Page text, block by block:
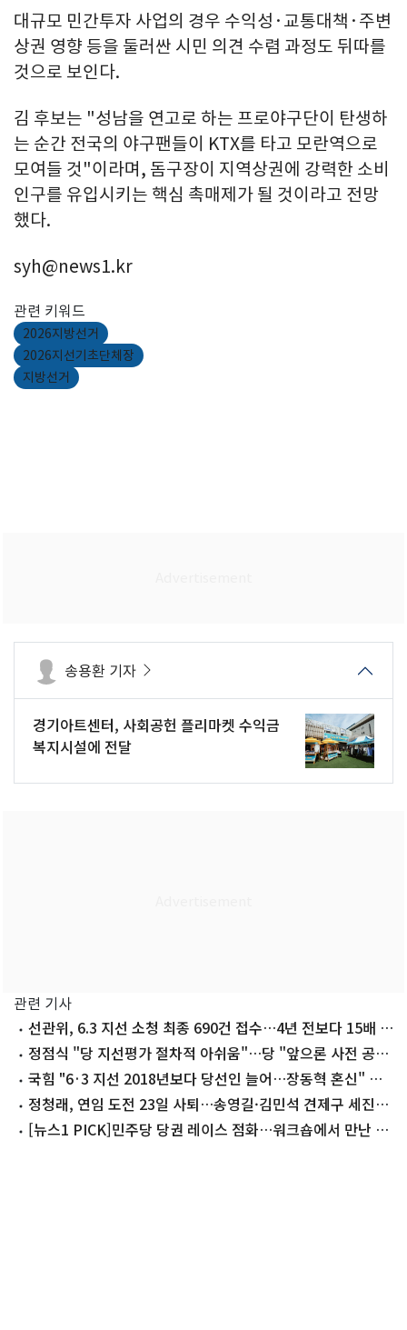
대규모 민간투자 사업의 경우 수익성·교통대책·주변
상권 영향 등을 둘러싼 시민 의견 수렴 과정도 뒤따를
것으로 보인다.
김 후보는 "성남을 연고로 하는 프로야구단이 탄생하
는 순간 전국의 야구팬들이 KTX를 타고 모란역으로
모여들 것"이라며, 돔구장이 지역상권에 강력한 소비
인구를 유입시키는 핵심 촉매제가 될 것이라고 전망
했다.
syh@news1.kr
관련 키워드
2026지방선거
2026지선기초단체장
지방선거
송용환 기자
경기아트센터, 사회공헌 플리마켓 수익금
복지시설에 전달
관련 기사
선관위, 6.3 지선 소청 최종 690건 접수…4년 전보다 15배 폭
증(종합)
정점식 "당 지선평가 절차적 아쉬움"…당 "앞으론 사전 공
유"국힘 "6·3 지선 2018년보다 당선인 늘어…장동혁 혼신" 자
평 정청래, 연임 도전 23일 사퇴…송영길·김민석 견제구 세진다
(종합)
[뉴스1 PICK]민주당 당권 레이스 점화…워크숍에서 만난 정